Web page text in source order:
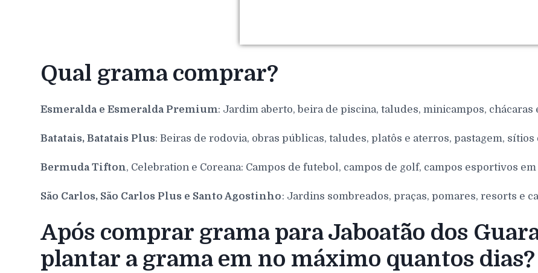
Qual grama comprar?
Esmeralda e Esmeralda Premium: Jardim aberto, beira de piscina, taludes, minicampos, chácaras
Batatais, Batatais Plus: Beiras de rodovia, obras públicas, taludes, platôs e aterros, pastagem,
Bermuda Tifton, Celebration e Coreana: Campos de futebol, campos de golf, campos esportivos
São Carlos, São Carlos Plus e Santo Agostinho: Jardins sombreados, praças, pomares, resorts e
Após comprar grama para Jaboatão dos
plantar a grama em no máximo quantos dias?